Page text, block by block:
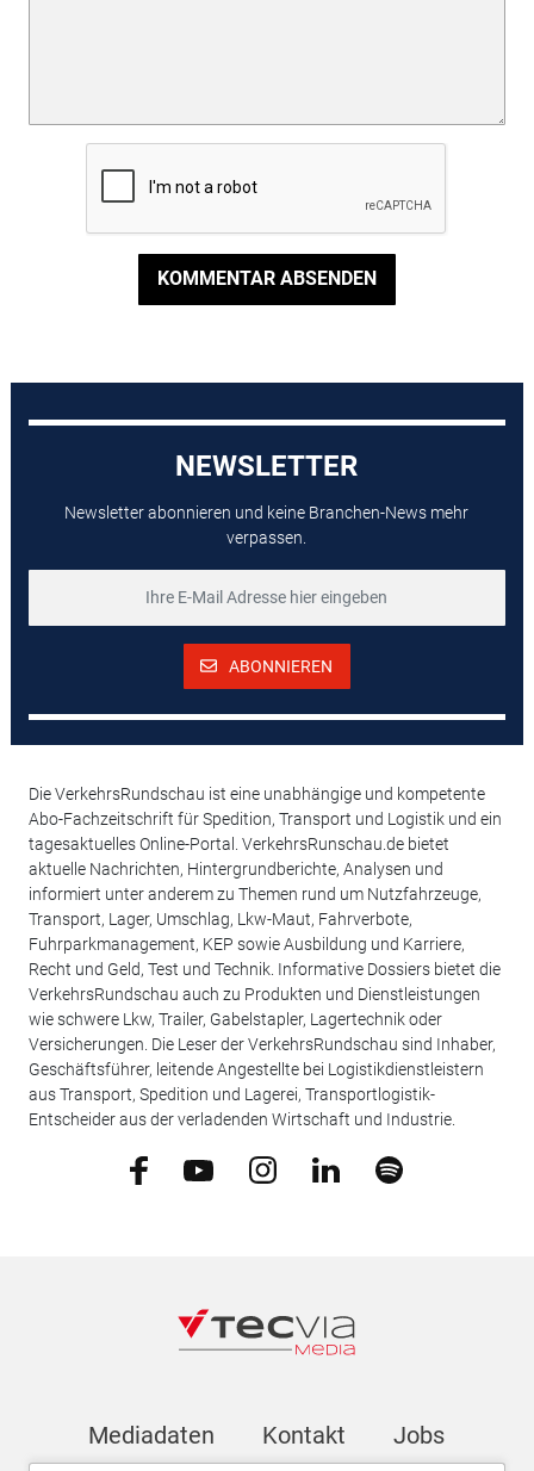
KOMMENTAR ABSENDEN
NEWSLETTER
Newsletter abonnieren und keine Branchen-News mehr
verpassen.
ABONNIEREN
Die VerkehrsRundschau ist eine unabhängige und kompetente
Abo-Fachzeitschrift für Spedition, Transport und Logistik und ein
tagesaktuelles Online-Portal. VerkehrsRunschau.de bietet
aktuelle Nachrichten, Hintergrundberichte, Analysen und
informiert unter anderem zu Themen rund um Nutzfahrzeuge,
Transport, Lager, Umschlag, Lkw-Maut, Fahrverbote,
Fuhrparkmanagement, KEP sowie Ausbildung und Karriere,
Recht und Geld, Test und Technik. Informative Dossiers bietet die
VerkehrsRundschau auch zu Produkten und Dienstleistungen
wie schwere Lkw, Trailer, Gabelstapler, Lagertechnik oder
Versicherungen. Die Leser der VerkehrsRundschau sind Inhaber,
Geschäftsführer, leitende Angestellte bei Logistikdienstleistern
aus Transport, Spedition und Lagerei, Transportlogistik-
Entscheider aus der verladenden Wirtschaft und Industrie.
Mediadaten Kontakt Jobs